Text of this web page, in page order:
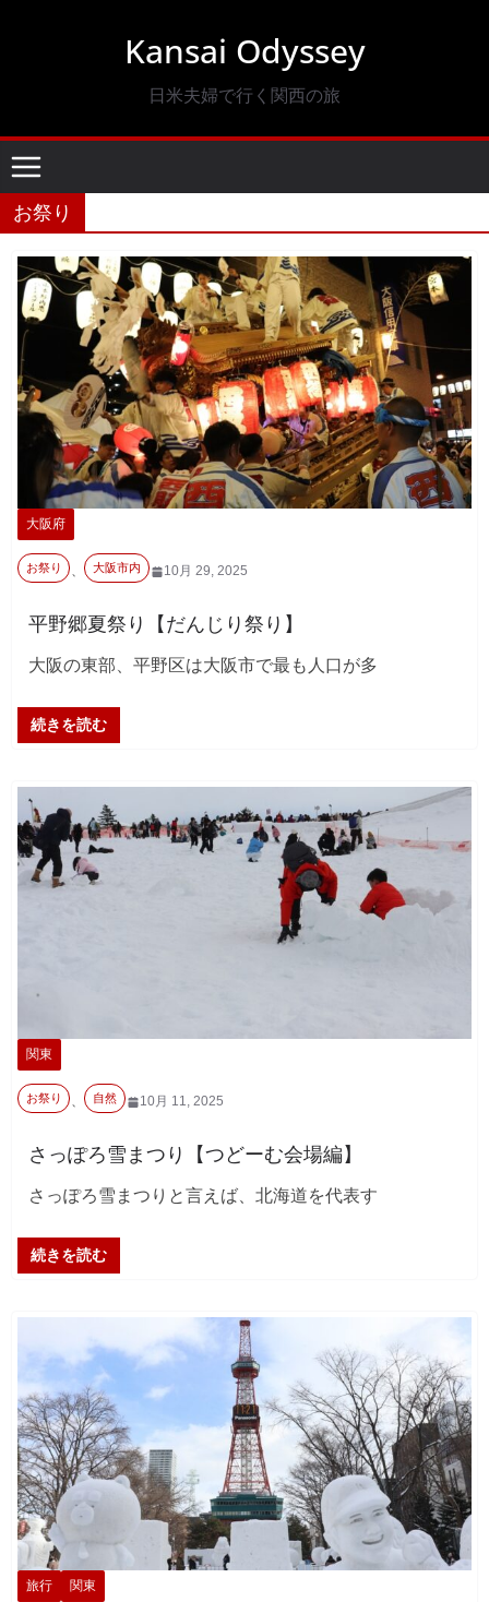
ツ
へ
ス
キ
Kansai Odyssey
日米夫婦で行く関西の旅
お祭り
大阪府
10月 29, 2025
お祭り 、 大阪市内
平野郷夏祭り【だんじり祭り】
大阪の東部、平野区は大阪市で最も人口が多
続きを読む
関東
10月 11, 2025
お祭り 、 自然
さっぽろ雪まつり【つどーむ会場編】
さっぽろ雪まつりと言えば、北海道を代表す
続きを読む
旅行 関東